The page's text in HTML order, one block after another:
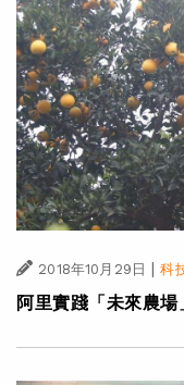
2018年10月29日 | 科
阿里實踐「未來農